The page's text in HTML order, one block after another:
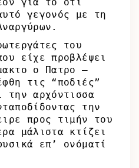
γεγονός με τη
του
είχε προβλέψει
ο Πατρο –
τις “ποδιές”
την αρχόντισσα
την
προς τιμήν του
μάλιστα κτίζει
επ’ ονόματί